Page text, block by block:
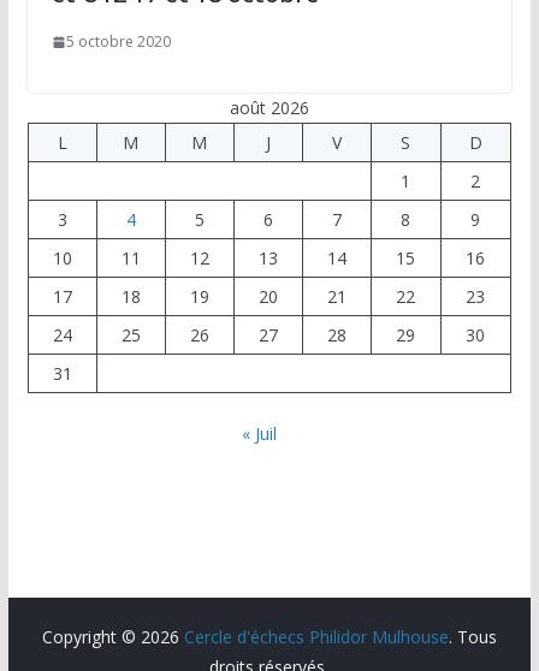
5 octobre 2020
août 2026
L
M M J V S
D
1
2
3
4 5 6 7 8
9
10
11 12 13 14 15
16
17
18 19 20 21 22
23
24
25 26 27 28 29
30
31
« Juil
Copyright © 2026 Cercle d'échecs Philidor Mulhouse. Tous